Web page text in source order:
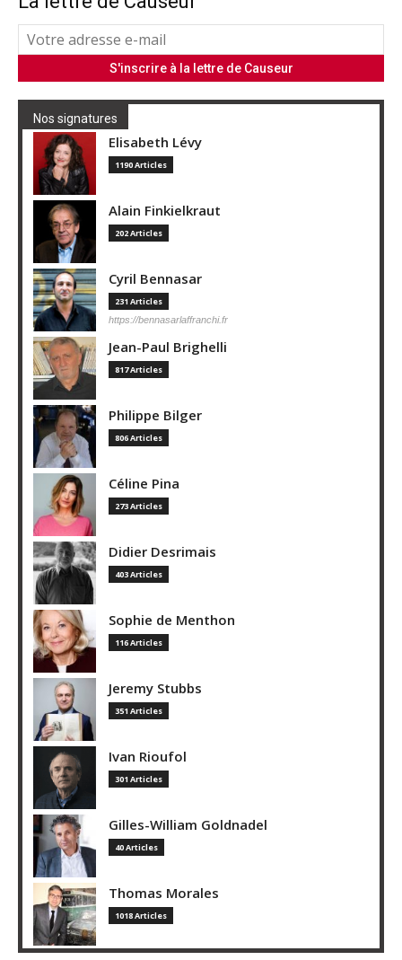
Nos signatures
Elisabeth Lévy
1190 Articles
Alain Finkielkraut
202 Articles
Cyril Bennasar
231 Articles
https://bennasarlaffranchi.fr
Jean-Paul Brighelli
817 Articles
Philippe Bilger
806 Articles
Céline Pina
273 Articles
Didier Desrimais
403 Articles
Sophie de Menthon
116 Articles
Jeremy Stubbs
351 Articles
Ivan Rioufol
301 Articles
Gilles-William Goldnadel
40 Articles
Thomas Morales
1018 Articles